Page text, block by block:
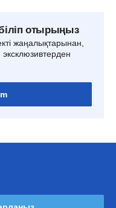
отырыңыз
жаңалықтарынан,